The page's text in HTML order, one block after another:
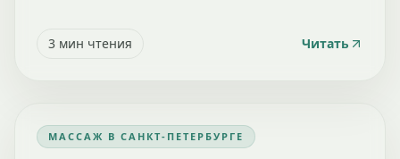
3 мин чтения Читать
МАССАЖ В САНКТ-ПЕТЕРБУРГЕ